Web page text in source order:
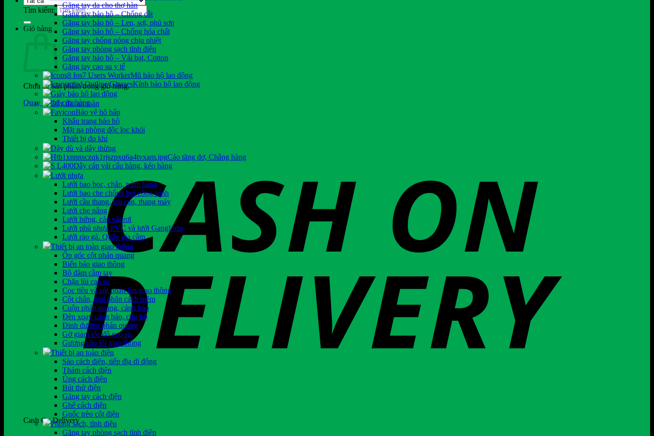
Tìm kiếm:
Giỏ hàng
Chưa có sản phẩm trong giỏ hàng.
Quay trở lại cửa hàng
Cash On Delivery
Găng tay da cho thợ hàn
Găng tay bảo hộ – Chống cắt
Găng tay bảo hộ – Len, sợi, phủ sơn
Găng tay bảo hộ – Chống hóa chất
Găng tay chống nóng chịu nhiệt
Găng tay phòng sạch tĩnh điện
Găng tay bảo hộ – Vải bạt, Cotton
Găng tay cao su y tế
Mũ bảo hộ lao động
Kính bảo hộ lao động
Giày bảo hộ lao động
Dây đai an toàn
Bảo vệ hô hấp
Khẩu trang bảo hộ
Mặt nạ phòng độc lọc khói
Thiết bị đo khí
Dây dù và dây thừng
Cảo tăng đơ, Chằng hàng
Dây cáp vải cẩu hàng, kéo hàng
Lưới nhựa
Lưới bao bọc, chắn, trùm hàng
Lưới bao che chống bụi công trình
Lưới cầu thang, lan can, thang máy
Lưới che nắng
Lưới hứng, cản vật rơi
Lưới phủ nhựa PVC và lưới Gangform
Lưới rào gà. Quây gia cầm
Thiết bị an toàn giao thông
Ốp góc cột phản quang
Biển báo giao thông
Bộ đàm cầm tay
Chặn lùi cao su
Cọc tiêu và cột phân làn giao thông
Cột chắn, giải phân cách mềm
Cuộn phản quang, cảnh báo
Đèn xoay cảnh báo, cứu hộ
Đinh đường phản quang
Gờ giảm tốc độ cao su
Gương cầu lồi giao thông
Thiết bị an toàn điện
Sào cách điện, tiếp địa di động
Thảm cách điện
Ủng cách điện
Bút thử điện
Găng tay cách điện
Ghế cách điện
Guốc trèo cột điện
Phòng sạch, tĩnh điện
Găng tay phòng sạch tĩnh điện